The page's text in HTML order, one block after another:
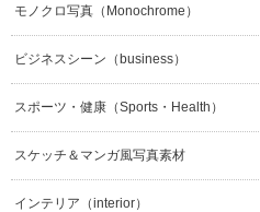
モノクロ写真（Monochrome）
ビジネスシーン（business）
スポーツ・健康（Sports・Health）
スケッチ＆マンガ風写真素材
インテリア（interior）